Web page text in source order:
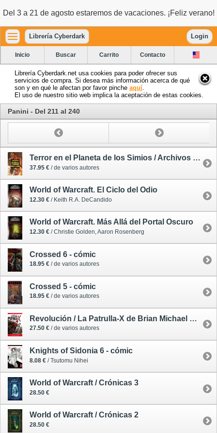
Del 3 a 21 de agosto estaremos de vacaciones. ¡Feliz verano!
Librería Cyberdark Login
Inicio Buscar Carrito Contacto
Librería Cyberdark.net usa cookies para poder ofrecer sus
servicios de compra. Si desea más información acerca de qué
son y en qué le afectan por favor pinche aquí
El uso de nuestro sitio web implica la aceptación de estas cookies.
Panini - Del 211 al 240
Terror en el Planeta de los Simios / Archivos de El Planeta de los Simios 1 - cómic
37.95 € / de varios autores
World of Warcraft. El Ciclo del Odio
12.30 € / Keith R.A. DeCandido
World of Warcraft. Más Allá del Portal Oscuro
12.30 € / Christie Golden, Aaron Rosenberg
Crossed 6 - cómic
18.95 € / de varios autores
Crossed 5 - cómic
18.95 € / de varios autores
Revolución / La Patrulla-X de Brian Michael Bendis 2 - cómic
27.50 € / de varios autores
Knights of Sidonia 6 - cómic
8.08 € / Tsutomu Nihei
World of Warcraft / Crónicas 3
28.50 €
World of Warcraft / Crónicas 2
28.50 €